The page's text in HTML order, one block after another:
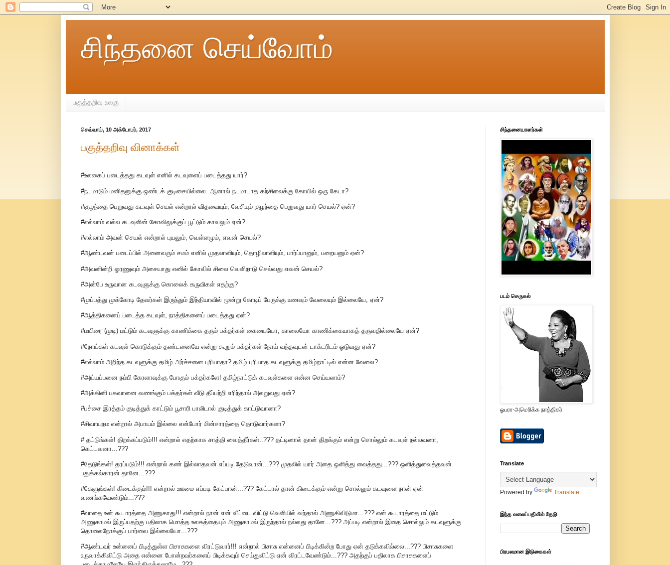
சிந்தனை செய்வோம்
பகுத்தறிவு உலகு
செவ்வாய், 10 அக்டோபர், 2017
பகுத்தறிவு வினாக்கள்
#உலகைப் படைத்தது கடவுள் எனில் கடவுளைப் படைத்தது யார்?
#நடமாடும் மனிதனுக்கு ஒண்டக் குடிசையில்லை. ஆனால் நடமாடாத கற்சிலைக்கு கோயில் ஒரு கேடா?
#குழந்தை பெறுவது கடவுள் செயல் என்றால் விதவையும், வேசியும் குழந்தை பெறுவது யார் செயல்? ஏன்?
#எல்லாம் வல்ல கடவுளின் கோவிலுக்குப் பூட்டும் காவலும் ஏன்?
#எல்லாம் அவன் செயல் என்றால் புயலும், வெள்ளமும், எவன் செயல்?
#ஆண்டவன் படைப்பில் அனைவரும் சமம் எனில் முதலாளியும், தொழிலாளியும், பார்ப்பானும், பறையனும் ஏன்?
#அவனின்றி ஓரணுவும் அசையாது எனில் கோவில் சிலை வெளிநாடு செல்வது எவன் செயல்?
#அன்பே உருவான கடவுளுக்கு கொலைக் கருவிகள் எதற்கு?
#முப்பத்து முக்கோடி தேவர்கள் இருந்தும் இந்தியாவில் மூன்று கோடிப் பேருக்கு உணவும் வேலையும் இல்லையே, ஏன்?
#ஆத்திகனைப் படைத்த கடவுள், நாத்திகனைப் படைத்தது ஏன்?
#மயிரை (முடி) மட்டும் கடவுளுக்கு காணிக்கை தரும் பக்தர்கள் கையையோ, காலையோ காணிக்கையாகத் தருவதில்லையே ஏன்?
#நோய்கள் கடவுள் கொடுக்கும் தண்டனையே என்று கூறும் பக்தர்கள் நோய் வந்தவுடன் டாக்டரிடம் ஓடுவது ஏன்?
#எல்லாம் அறிந்த கடவுளுக்கு தமிழ் அர்ச்சனை புரியாதா? தமிழ் புரியாத கடவுளுக்கு தமிழ்நாட்டில் என்ன வேலை?
#அய்யப்பனை நம்பி கேரளாவுக்கு போகும் பக்தர்களே! தமிழ்நாட்டுக் கடவுள்களை என்ன செய்யலாம்?
#அக்கினி பகவானை வணங்கும் பக்தர்கள் வீடு தீப்பற்றி எரிந்தால் அலறுவது ஏன்?
#பச்சை இரத்தம் குடித்துக் காட்டும் பூசாரி பாலிடால் குடித்துக் காட்டுவானா?
#சிவாயநம என்றால் அபாயம் இல்லை என்போர் மின்சாரத்தை தொடுவார்களா?
# தட்டுங்கள்! திறக்கப்படும்!!! என்றால் எதற்காக சாத்தி வைத்தீர்கள்..??? தட்டினால் தான் திறக்கும் என்று சொல்லும் கடவுள் நல்லவனா,
கெட்டவனா...???
#தேடுங்கள்! தரப்படும்!!! என்றால் கண் இல்லாதவன் எப்படி தேடுவான்...??? முதலில் யார் அதை ஒளித்து வைத்தது...??? ஒளித்துவைத்தவன்
பதுக்கல்காரன் தானே...???
#கேளுங்கள்! கிடைக்கும்!!! என்றால் ஊமை எப்படி கேட்பான்...??? கேட்டால் தான் கிடைக்கும் என்று சொல்லும் கடவுளை நான் ஏன்
வணங்கவேண்டும்...???
#வாதை உன் கூடாரத்தை அணுகாது!!! என்றால் நான் என் வீட்டை விட்டு வெளியில் வந்தால் அணுகிவிடுமா...??? என் கூடாரத்தை மட்டும்
அணுகாமல் இருப்பதற்கு பதிலாக மொத்த உலகத்தையும் அணுகாமல் இருந்தால் நல்லது தானே...??? அப்படி என்றால் இதை சொல்லும் கடவுளுக்கு
தொலைநோக்குப் பார்வை இல்லையோ...???
#ஆண்டவர் உன்னைப் பிடித்துள்ள பிசாசுகளை விரட்டுவார்!!! என்றால் பிசாசு என்னைப் பிடிக்கின்ற போது ஏன் தடுக்கவில்லை...??? பிசாசுகளை
உருவாக்கிவிட்டு அதை என்னை போன்றவர்களைப் பிடிக்கவும் செய்துவிட்டு ஏன் விரட்டவேண்டும்...??? அதற்குப் பதிலாக பிசாசுகளைப்
சிந்தனையாளர்கள்
படம் செருகல்
ஓபரா-அமெரிக்க நாத்திகர்
Translate
Powered by Translate
இந்த வலைப்பதிவில் தேடு
பிரபலமான இடுகைகள்